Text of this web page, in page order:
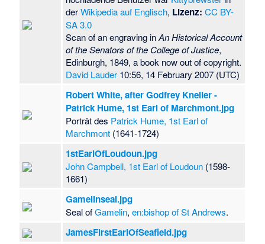
derWikipedia auf Englisch, Lizenz: CC BY-
SA 3.0
Scan of an engraving inAn Historical Account
of the Senators of the College of Justice,
Edinburgh, 1849, a book now out of copyright.
David Lauder 10:56, 14 February 2007 (UTC)
Robert White, after Godfrey Kneller -
Patrick Hume, 1st Earl of Marchmont.jpg
Porträt des Patrick Hume, 1st Earl of
Marchmont (1641-1724)
1stEarlOfLoudoun.jpg
John Campbell, 1st Earl of Loudoun (1598-
1661)
Gamelinseal.jpg
Seal ofGamelin,en:bishop of St Andrews.
JamesFirstEarlOfSeafield.jpg